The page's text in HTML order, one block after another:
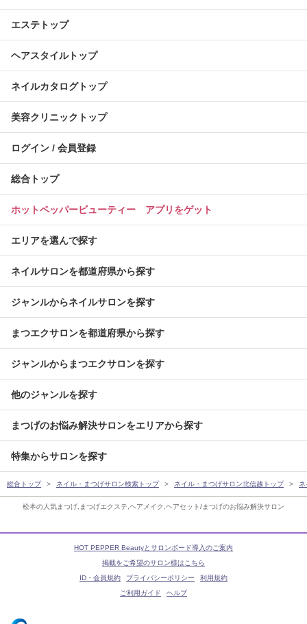
松本の人気まつげ,まつげエクステ,ヘアメイク,ヘアセット/まつげのお悩み解決サロン
エステトップ
ヘアスタイルトップ
ネイルカタログトップ
美容クリニックトップ
ログイン / 会員登録
総合トップ
ホットペッパービューティー アプリをゲット
エリアを選んで探す
ネイルサロンを都道府県から探す
ジャンルからネイルサロンを探す
まつエクサロンを都道府県から探す
ジャンルからまつエクサロンを探す
他のジャンルを探す
まつげのお悩み解決サロンをエリアから探す
特集からサロンを探す
総合トップ ネイル・まつげサロン検索トップ ネイル・まつげサロン北信越トップ
HOT PEPPER Beautyとサロンボード導入のご案内
掲載をご希望のサロン様はこちら
ID・会員規約
プライバシーポリシー
利用規約
ご利用ガイド
ヘルプ